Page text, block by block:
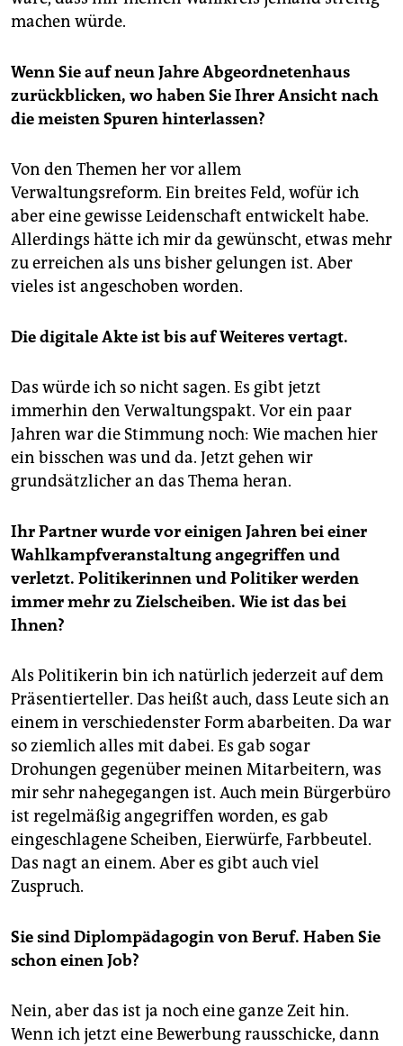
machen würde.
Wenn Sie auf neun Jahre Abgeordnetenhaus
zurückblicken, wo haben Sie Ihrer Ansicht nach
die meisten Spuren hinterlassen?
Von den Themen her vor allem
Verwaltungsreform. Ein breites Feld, wofür ich
aber eine gewisse Leidenschaft entwickelt habe.
Allerdings hätte ich mir da gewünscht, etwas mehr
zu erreichen als uns bisher gelungen ist. Aber
vieles ist angeschoben worden.
Die digitale Akte ist bis auf Weiteres vertagt.
Das würde ich so nicht sagen. Es gibt jetzt
immerhin den Verwaltungspakt. Vor ein paar
Jahren war die Stimmung noch: Wie machen hier
ein bisschen was und da. Jetzt gehen wir
grundsätzlicher an das Thema heran.
Ihr Partner wurde vor einigen Jahren bei einer
Wahlkampfveranstaltung angegriffen und
verletzt. Politikerinnen und Politiker werden
immer mehr zu Zielscheiben. Wie ist das bei
Ihnen?
Als Politikerin bin ich natürlich jederzeit auf dem
Präsentierteller. Das heißt auch, dass Leute sich an
einem in verschiedenster Form abarbeiten. Da war
so ziemlich alles mit dabei. Es gab sogar
Drohungen gegenüber meinen Mitarbeitern, was
mir sehr nahegegangen ist. Auch mein Bürgerbüro
ist regelmäßig angegriffen worden, es gab
eingeschlagene Scheiben, Eierwürfe, Farbbeutel.
Das nagt an einem. Aber es gibt auch viel
Zuspruch.
Sie sind Diplompädagogin von Beruf. Haben Sie
schon einen Job?
Nein, aber das ist ja noch eine ganze Zeit hin.
Wenn ich jetzt eine Bewerbung rausschicke, dann